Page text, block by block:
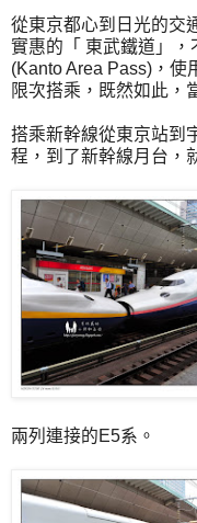
從東京都心到日光的交
實惠的「 東武鐵道」，
(Kanto Area Pass)，使
限次搭乘，既然如此，
搭乘新幹線從東京站到
程，到了新幹線月台，
兩列連接的E5系。